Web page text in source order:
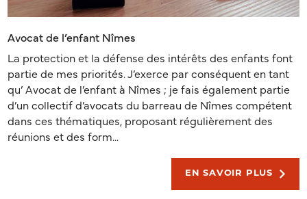
Avocat de l’enfant Nîmes
La protection et la défense des intérêts des enfants font
partie de mes priorités. J’exerce par conséquent en tant
qu’ Avocat de l’enfant à Nîmes ; je fais également partie
d’un collectif d’avocats du barreau de Nîmes compétent
dans ces thématiques, proposant régulièrement des
réunions et des form...
EN SAVOIR PLUS